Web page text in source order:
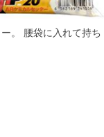
。 腰袋に入れて持ち